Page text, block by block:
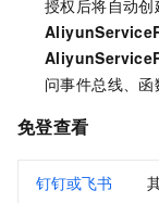
授权后将自动
问事件总线、函
免登查看
钉钉或飞书